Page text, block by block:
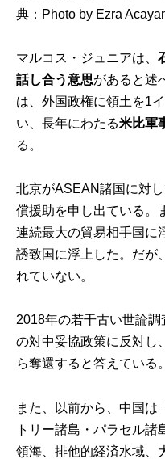
典： Photo by Ezra
マルコス・ジュニアは、
話し合う意思があると述
は、外国政権に領土を1
い、長年にわたる米比軍
る。
北京がASEAN諸国に対
償援助を申し出ている。
連続最大の貿易相手国に
誘致国に浮上した。だが
れていない。
2018年の若干古い世論
の対中妥協政策に反対し
ら奪還すると答えている。
また、以前から、中国は
トリー諸島・パラセル
領海、排他的経済水域、